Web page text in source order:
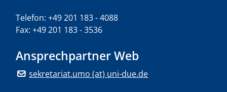
Telefon: +49 201 183 - 4088
Fax: +49 201 183 - 3536
Ansprechpartner Web
sekretariat.umo (at) uni-due.de